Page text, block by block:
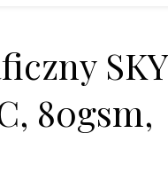
SKY
80gsm,